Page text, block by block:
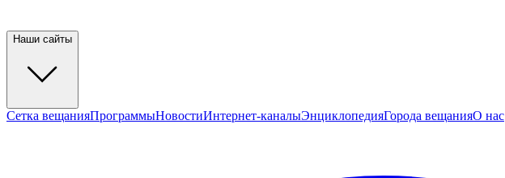
Наши сайты
Сетка вещанияПрограммыНовостиИнтернет-каналыЭнциклопедияГорода вещанияО нас